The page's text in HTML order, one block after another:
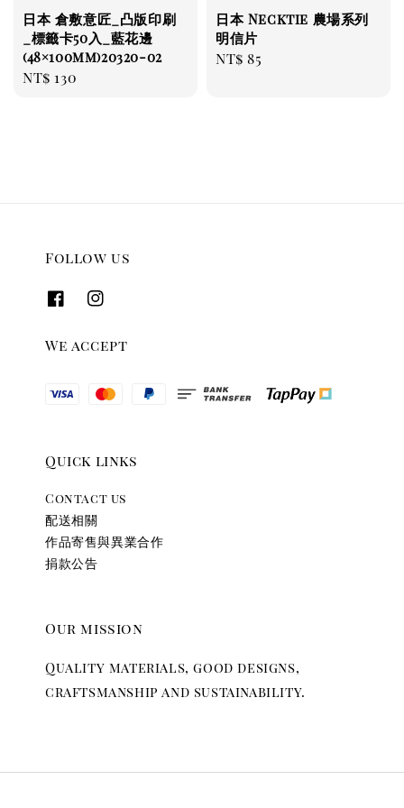
日本 倉敷意匠_凸版印刷
_標籤卡50入_藍花邊
(48×100mm)20320-02
Regular
NT$ 130
日本 Necktie 農場系列
明信片
Regular
NT$ 85
Follow us
We accept
Quick links
Contact us
配送相關
作品寄售與異業合作
捐款公告
Our mission
Quality materials, good designs,
craftsmanship and sustainability.